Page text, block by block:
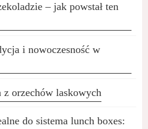
– jak powstał ten
i nowoczesność w
orzechów laskowych
do sistema lunch boxes: